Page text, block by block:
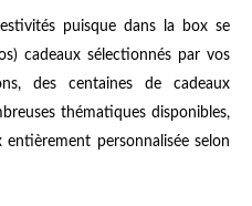
puisque dans la box se
cadeaux sélectionnés par vos
des centaines de cadeaux
thématiques disponibles,
personnalisée selon